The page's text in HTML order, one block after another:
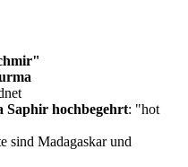
Saphir hochbegehrt: "hot
sind Madagaskar und